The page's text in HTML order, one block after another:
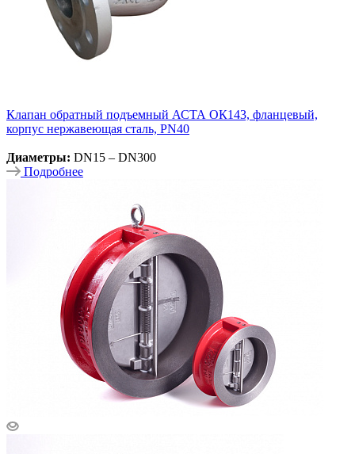
Клапан обратный подъемный АСТА ОК143, фланцевый,
корпус нержавеющая сталь, PN40
Диаметры: DN15 – DN300
Подробнее